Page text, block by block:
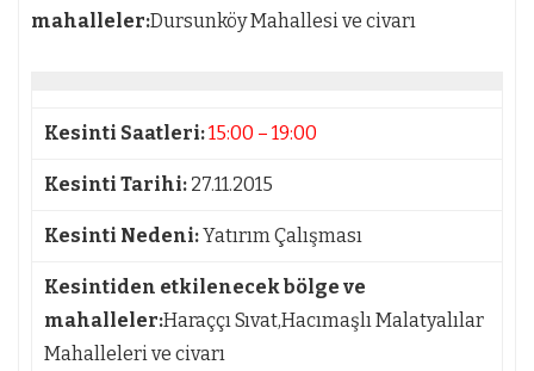
mahalleler:Dursunköy Mahallesi ve civarı
Kesinti Saatleri:15:00 – 19:00
Kesinti Tarihi: 27.11.2015
Kesinti Nedeni:Yatırım Çalışması
Kesintiden etkilenecek bölge ve
mahalleler:Haraççı Sıvat,Hacımaşlı Malatyalılar
Mahalleleri ve civarı